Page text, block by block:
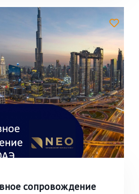
сопровождение